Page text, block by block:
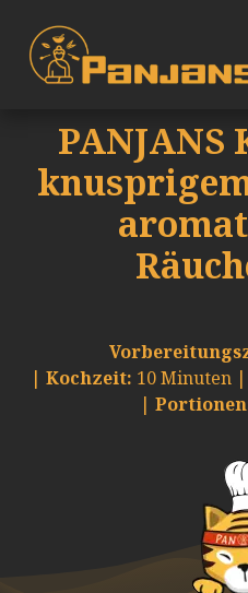
| Kochzeit: 10 Minuten |
|